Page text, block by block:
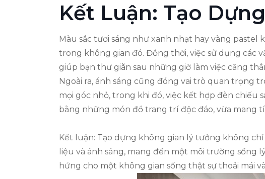
Kết Luận: Tạo
Màu sắc tươi sáng như xanh nhạt hay vàng pastel
trong không gian đó. Đồng thời, việc sử dụng các
giúp bạn thư giãn sau những giờ làm việc căng
Ngoài ra, ánh sáng cũng đóng vai trò quan trọng
mọi góc nhỏ, trong khi đó, việc kết hợp đèn chiếu
bằng những món đồ trang trí độc đáo, vừa mang
Kết luận: Tạo dựng không gian lý tưởng không
liệu và ánh sáng, mang đến một môi trường
hứng cho một không gian sống thật sự thoải mái